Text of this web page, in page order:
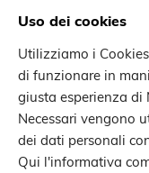
Search
Uso dei cookies
Utilizziamo i
di funzionare in
giusta esperienza di
Necessari vengono
dei dati personali
Qui l'informativa